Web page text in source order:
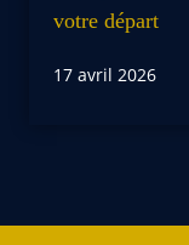
votre départ
17 avril 2026